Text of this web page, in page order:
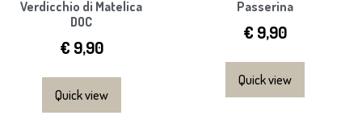
Verdicchio di Matelica
DOC
€ 9,90
Quick view
Passerina
€ 9,90
Quick view